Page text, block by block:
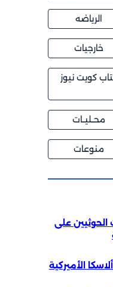
الرياضه
خارجيات
كويت نيوز
محــليــات
منوعات
على